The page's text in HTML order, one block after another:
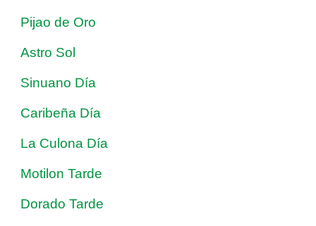
Pijao de Oro
Astro Sol
Sinuano Día
Caribeña Día
La Culona Día
Motilon Tarde
Dorado Tarde